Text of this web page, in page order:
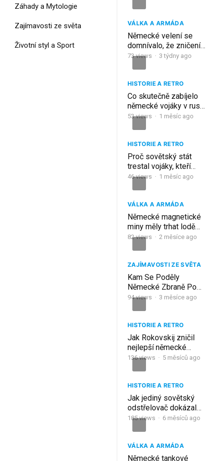
Záhady a Mytologie
Zajímavosti ze světa
Životní styl a Sport
VÁLKA A ARMÁDA
Německé velení se
domnívalo, že zničení
Cherbourgu přeruší
73views · 3 týdny ago
HISTORIE A RETRO
Co skutečně zabíjelo
německé vojáky v ruské
zimě?
53views · 1 měsíc ago
HISTORIE A RETRO
Proč sovětský stát
trestal vojáky, kteří
přežili německé
46views · 1 měsíc ago
VÁLKA A ARMÁDA
Německé magnetické
miny měly trhat lodě
bez dotyku – Spojenci
82views · 2 měsíce ago
ZAJÍMAVOSTI ZE SVĚTA
Kam Se Poděly
Německé Zbraně Po
Válce?
94views · 3 měsíce ago
HISTORIE A RETRO
Jak Rokovskij zničil
nejlepší německé
divize za 13 dní?
136views · 5 měsíců ago
HISTORIE A RETRO
Jak jediný sovětský
odstřelovač dokázal
zastavit postup celé
185views · 6 měsíců ago
VÁLKA A ARMÁDA
Německé tankové